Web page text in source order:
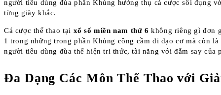
người tiêu dùng đùa phần Khủng hưởng thụ cá cược sôi đụng
từng giây khắc.
Cá cược thể thao tại xổ số miền nam thứ 6 không riêng gì đơn
1 trong những trong phần Khủng công cầm đi dạo cơ mà còn
người tiêu dùng đùa thể hiện tri thức, tài năng với đắm say của
Đa Dạng Các Môn Thể Thao với